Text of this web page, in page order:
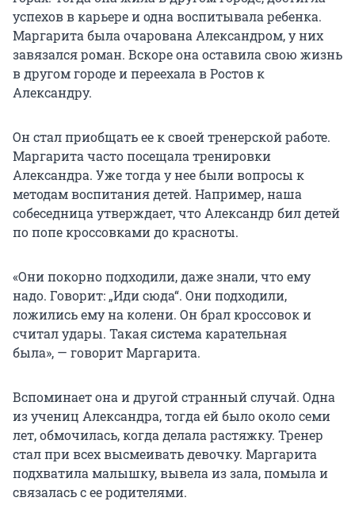
успехов в карьере и одна воспитывала ребенка.
Маргарита была очарована Александром, у них
завязался роман. Вскоре она оставила свою жизнь
в другом городе и переехала в Ростов к
Александру.
Он стал приобщать ее к своей тренерской работе.
Маргарита часто посещала тренировки
Александра. Уже тогда у нее были вопросы к
методам воспитания детей. Например, наша
собеседница утверждает, что Александр бил детей
по попе кроссовками до красноты.
«Они покорно подходили, даже знали, что ему
надо. Говорит: „Иди сюда“. Они подходили,
ложились ему на колени. Он брал кроссовок и
считал удары. Такая система карательная
была», — говорит Маргарита.
Вспоминает она и другой странный случай. Одна
из учениц Александра, тогда ей было около семи
лет, обмочилась, когда делала растяжку. Тренер
стал при всех высмеивать девочку. Маргарита
подхватила малышку, вывела из зала, помыла и
связалась с ее родителями.